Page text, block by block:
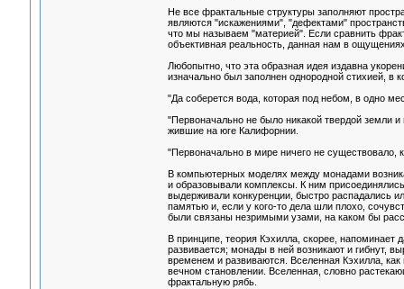
Не все фрактальные структуры заполняют
являются "искажениями", "дефектами"
что мы называем "материей". Если сравнить
объективная реальность, данная нам в
Любопытно, что эта образная идея издавна
изначально был заполнен однородной стихией, в
"Да соберется вода, которая под небом, в одно
"Первоначально не было никакой твердой земли
жившие на юге Калифорнии.
"Первоначально в мире ничего не существовало,
В компьютерных моделях между монадами
и образовывали комплексы. К ним
выдерживали конкуренции, быстро распадались
памятью и, если у кого-то дела шли плохо,
были связаны незримыми узами, на каком бы
В принципе, теория Кэхилла, скорее,
развивается; монады в ней возникают и гибнут,
временем и развиваются. Вселенная Кэхилла,
вечном становлении. Вселенная, словно
фрактальную рябь.